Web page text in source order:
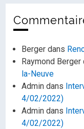
Berger dans
Raymond Berger
la-Neuve
Admin dans
4/02/2022)
Admin dans
4/02/2022)